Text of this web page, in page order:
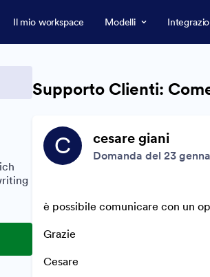
Il mio workspace Modelli
Supporto Clienti:
C cesare giani
Domanda del 23
è possibile comunicare con un
Grazie
Cesare